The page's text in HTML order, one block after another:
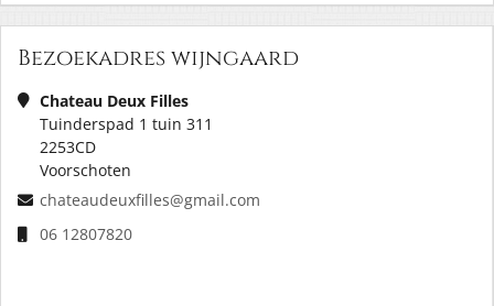
Bezoekadres wijngaard
Chateau Deux Filles
Tuinderspad 1 tuin 311
2253CD
Voorschoten
chateaudeuxfilles@gmail.com
06 12807820